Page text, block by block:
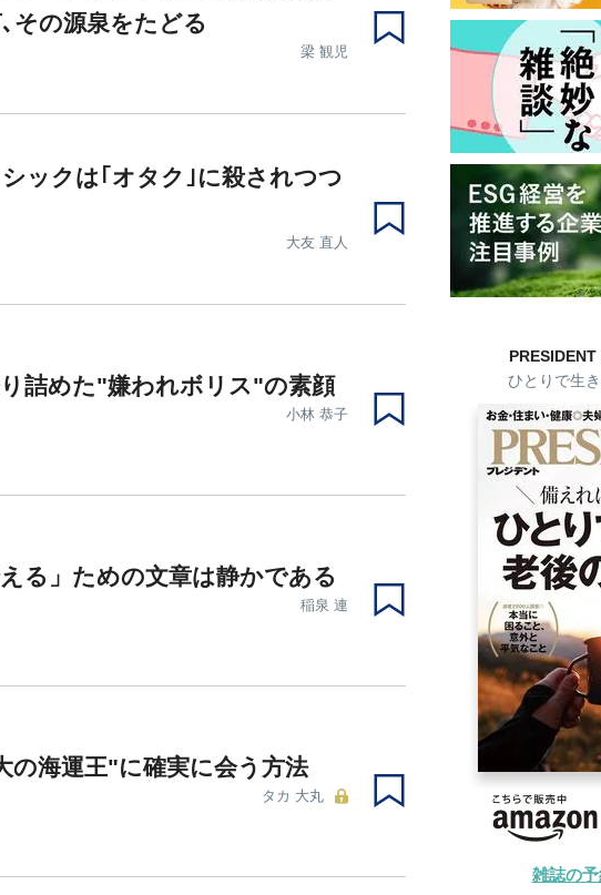
その源泉をたどる
梁 観児
ックは｢オタク｣に殺されつつ
大友 直人
詰めた"嫌われボリス"の素顔
小林 恭子
る」ための文章は静かである
稲泉 連
の海運王"に確実に会う方法
タカ 大丸
ひとりで生
雑誌の